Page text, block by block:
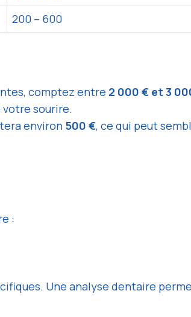
200 – 600
comptez entre 2 000 € et 3
votre sourire.
environ 500 €, ce qui peut
:
Une analyse dentaire